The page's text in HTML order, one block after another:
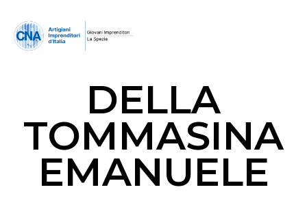
DELLA
TOMMASINA
EMANUELE